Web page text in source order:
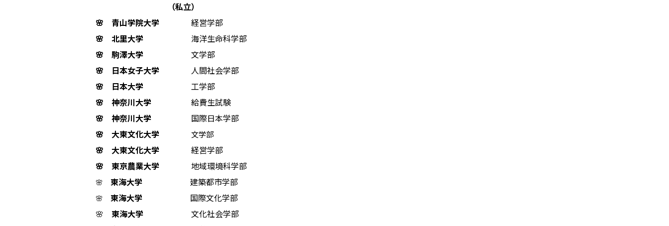
（私立）
🌸
青山学院大学 経営学部
🌸
北里大学 海洋生命科学部
🌸 駒澤大学 文学部
🌸 日本女子大学 人間社会学部
🌸 日本大学 工学部
🌸
神奈川大学 給費生試験
🌸
神奈川大学 国際日本学部
🌸 大東文化大学 文学部
🌸 大東文化大学 経営学部
🌸 東京農業大学 地域環境科学部
🌸 東海大学 建築都市学部
🌸 東海大学 国際文化学部
🌸 東海大学 文化社会学部